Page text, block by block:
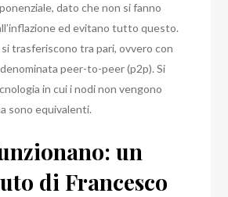
dato che non si fanno
ed evitano tutto questo.
trasferiscono tra pari, ovvero con
peer-to-peer (p2p).Si
in cui i nodi non vengono
sono equivalenti.
un
di Francesco